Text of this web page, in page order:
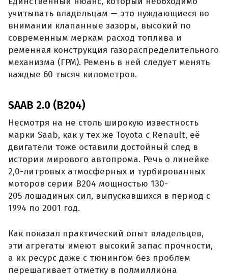
учитывать владельцам — это нуждающиеся во
внимании клапанные зазоры, высокий по
современным меркам расход топлива и
ременная конструкция газораспределительного
механизма (ГРМ). Ремень в ней следует менять
каждые 60 тысяч километров.
SAAB 2.0 (B204)
Несмотря на не столь широкую известность
марки Saab, как у тех же Toyota с Renault, её
двигатели тоже оставили достойный след в
истории мирового автопрома. Речь о линейке
2,0-литровых атмосферных и турбированных
моторов серии B204 мощностью 130-
205 лошадиных сил, выпускавшихся в период с
1994 по 2001 год.
Как показал практический опыт владельцев,
эти агрегаты имеют высокий запас прочности,
а их ресурс даже с тюнингом без проблем
перешагивает отметку в полмиллиона